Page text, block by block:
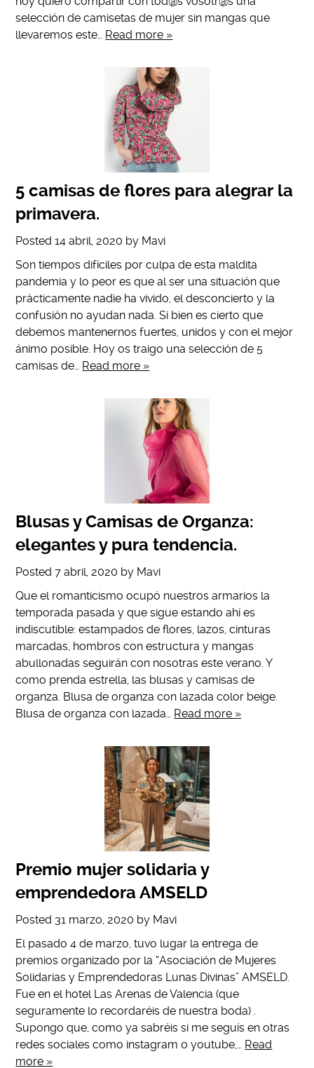
selección de camisetas de mujer sin mangas que
llevaremos este… Read more »
5 camisas de flores para alegrar la
primavera.
Posted14 abril, 2020 by Mavi
Son tiempos difíciles por culpa de esta maldita
pandemia y lo peor es que al ser una situación que
prácticamente nadie ha vivido, el desconcierto y la
confusión no ayudan nada. Si bien es cierto que
debemos mantenernos fuertes, unidos y con el mejor
ánimo posible. Hoy os traigo una selección de 5
camisas de… Read more »
Blusas y Camisas de Organza:
elegantes y pura tendencia.
Posted7 abril, 2020 by Mavi
Que el romanticismo ocupó nuestros armarios la
temporada pasada y que sigue estando ahí es
indiscutible: estampados de flores, lazos, cinturas
marcadas, hombros con estructura y mangas
abullonadas seguirán con nosotras este verano. Y
como prenda estrella, las blusas y camisas de
organza. Blusa de organza con lazada color beige.
Blusa de organza con lazada… Read more »
Premio mujer solidaria y
emprendedora AMSELD
Posted 31 marzo, 2020 by Mavi
El pasado 4 de marzo, tuvo lugar la entrega de
premios organizado por la “Asociación de Mujeres
Solidarias y Emprendedoras Lunas Divinas” AMSELD.
Fue en el hotel Las Arenas de Valencia (que
seguramente lo recordaréis de nuestra boda) .
Supongo que, como ya sabréis si me seguís en otras
redes sociales como instagram o youtube,… Read
more »